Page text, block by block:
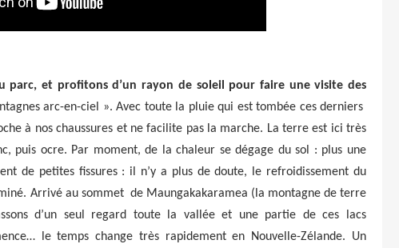
parc, et profitons d’un rayon de soleil pour faire une visite des
arc-en-ciel ». Avec toute la pluie qui est tombée ces derniers
à nos chaussures et ne facilite pas la marche. La terre est ici très
puis ocre. Par moment, de la chaleur se dégage du sol : plus une
de petites fissures : il n’y a plus de doute, le refroidissement du
Arrivé au sommet de Maungakakaramea (la montagne de terre
d’un seul regard toute la vallée et une partie de ces lacs
le temps change très rapidement en Nouvelle-Zélande. Un